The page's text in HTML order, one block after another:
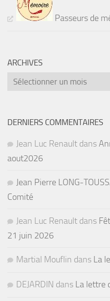
Passeurs de
ARCHIVES
Archives
DERNIERS COMMENTAIRES
Jean Luc Renault dans
aout2026
Jean Pierre LONG-
Comité
Jean Luc Renault dans
21 juin 2026
Martial Mouflin dans La
DEJARDIN dans La lettre